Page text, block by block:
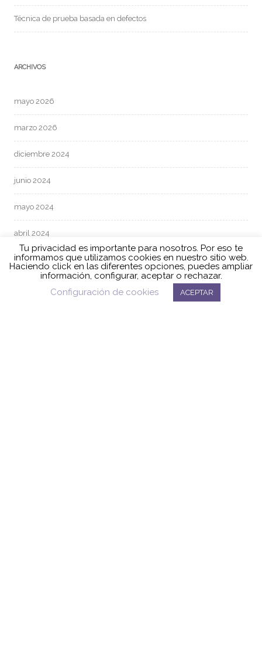
Técnica de prueba basada en defectos
ARCHIVOS
mayo 2026
marzo 2026
diciembre 2024
junio 2024
mayo 2024
abril 2024
marzo 2024
Tu privacidad es importante para nosotros. Por eso te
informamos que utilizamos cookies en nuestro sitio web.
Haciendo click en las diferentes opciones, puedes ampliar
información, configurar, aceptar o rechazar.
Configuración de cookies
ACEPTAR